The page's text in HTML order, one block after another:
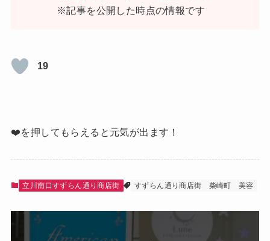
※記事を公開した時点の情報です
19
❤️を押してもらえると元気が出ます！
立川南口すずらん通り商店街 すずらん通り商店街 柴崎町 美容